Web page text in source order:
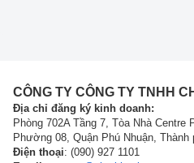
CÔNG TY CÔNG TY TNHH
Địa chỉ đăng ký kinh doanh:
Phòng 702A Tầng 7, Tòa Nhà Centre
Phường 08, Quận Phú Nhuận,
Điện thoại: (090) 927 1101